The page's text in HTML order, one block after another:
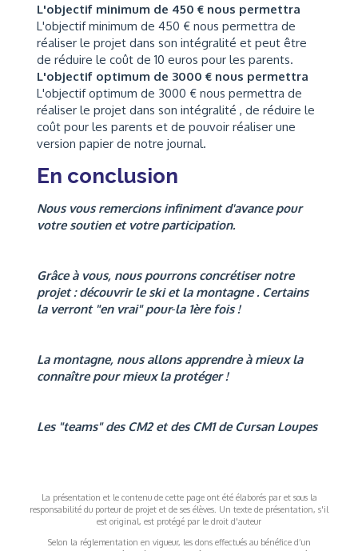
L'objectif minimum de 450 € nous permettra
L'objectif minimum de 450 € nous permettra de
réaliser le projet dans son intégralité et peut être
de réduire le coût de 10 euros pour les parents.
L'objectif optimum de 3000 € nous permettra
L'objectif optimum de 3000 € nous permettra de
réaliser le projet dans son intégralité , de réduire le
coût pour les parents et de pouvoir réaliser une
version papier de notre journal.
En conclusion
Nous vous remercions infiniment d'avance pour
votre soutien et votre participation.
Grâce à vous, nous pourrons concrétiser notre
projet : découvrir le ski et la montagne . Certains
la verront "en vrai" pour la 1ère fois !
La montagne, nous allons apprendre à mieux la
connaître pour mieux la protéger !
Les "teams" des CM2 et des CM1 de Cursan Loupes
La présentation et le contenu de cette page ont été élaborés par et sous la
responsabilité du porteur de projet et de ses élèves. Un texte de présentation, s'il
est original, est protégé par le droit d'auteur
Selon la réglementation en vigueur, les dons effectués au bénéfice d’un